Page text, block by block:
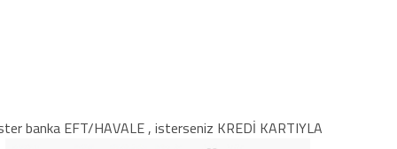
banka EFT/HAVALE , isterseniz KREDİ KARTIYLA